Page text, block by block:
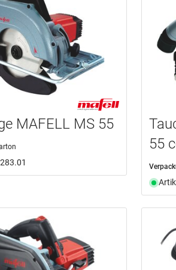
MAFELL MS 55
55